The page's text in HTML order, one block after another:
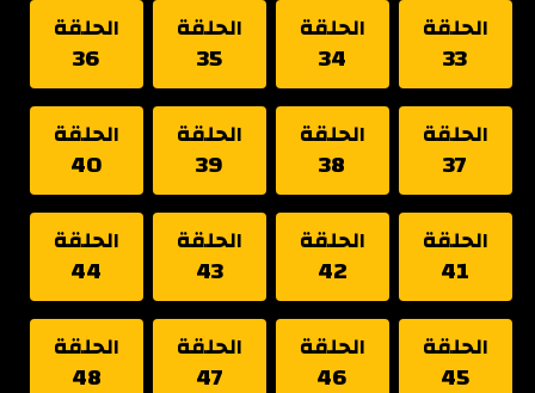
الحلقة
33
الحلقة
34
الحلقة
35
الحلقة
36
الحلقة
37
الحلقة
38
الحلقة
39
الحلقة
40
الحلقة
41
الحلقة
42
الحلقة
43
الحلقة
44
الحلقة
45
الحلقة
46
الحلقة
47
الحلقة
48